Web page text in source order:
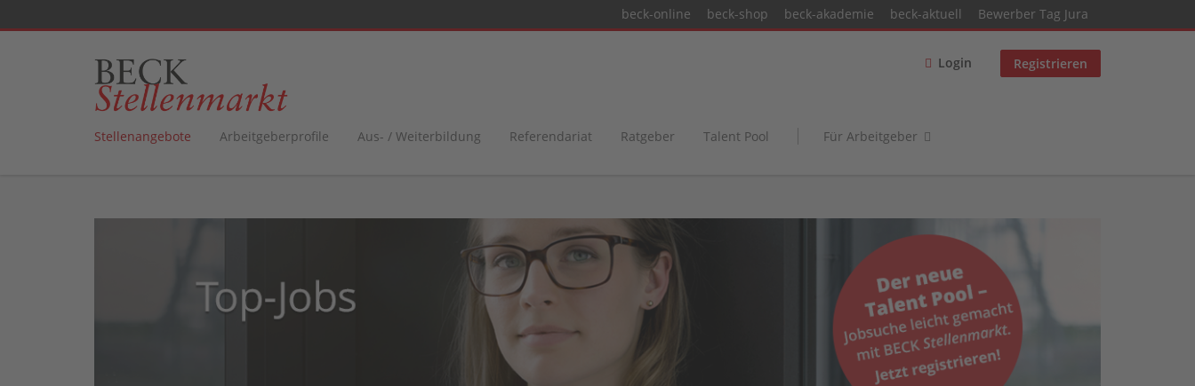
beck-online beck-shop beck-akademie beck-aktuell Bewerber Tag Jura
Login Registrieren
Stellenangebote Arbeitgeberprofile Aus- / Weiterbildung Referendariat Ratgeber Talent Pool Für Arbeitgeber